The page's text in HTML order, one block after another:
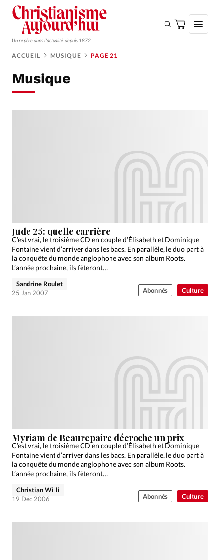
Un repère dans l'actualité depuis 1872
Monde
Devise:CHF
RUBRIQUES
Tous les articles
Actualité chrétienne
Actualité internationale
Chronique
Culture
Dossier
Génération réveil
Monde
ACCUEIL MUSIQUE PAGE 21
Musique
Culture
Jude 25: quelle carrière
C’est vrai, le troisième CD en couple d’Élisabeth et Dominique
Fontaine vient d’arriver dans les bacs. En parallèle, le duo part à
la conquête du monde anglophone avec son album Roots.
L’année prochaine, ils fêteront…
Sandrine Roulet
25 Jan 2007
Abonnés
Culture
Myriam de Beaurepaire décroche un prix
C’est vrai, le troisième CD en couple d’Élisabeth et Dominique
Fontaine vient d’arriver dans les bacs. En parallèle, le duo part à
la conquête du monde anglophone avec son album Roots.
L’année prochaine, ils fêteront…
Christian Willi
19 Déc 2006
Abonnés